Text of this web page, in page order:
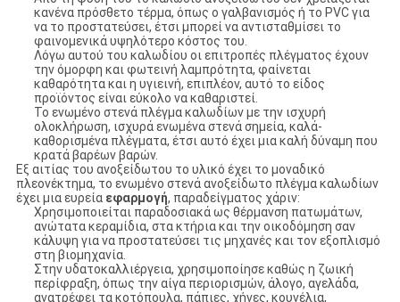
κανένα πρόσθετο τέρμα, όπως ο γαλβανισμός ή το PVC για
να το προστατεύσει, έτσι μπορεί να αντισταθμίσει το
φαινομενικά υψηλότερο κόστος του.
Λόγω αυτού του καλωδίου οι επιτροπές πλέγματος έχουν
την όμορφη και φωτεινή λαμπρότητα, φαίνεται
καθαρότητα και η υγιεινή, επιπλέον, αυτό το είδος
προϊόντος είναι εύκολο να καθαριστεί.
Το ενωμένο στενά πλέγμα καλωδίων με την ισχυρή
ολοκλήρωση, ισχυρά ενωμένα στενά σημεία, καλά-
καθορισμένα πλέγματα, έτσι αυτό έχει μια καλή δύναμη που
κρατά βαρέων βαρών.
Εξ αιτίας του ανοξείδωτου το υλικό έχει το μοναδικό
πλεονέκτημα, το ενωμένο στενά ανοξείδωτο πλέγμα καλωδίων
έχει μια ευρεία εφαρμογή, παραδείγματος χάριν:
Χρησιμοποιείται παραδοσιακά ως θέρμανση πατωμάτων,
ανώτατα κεραμίδια, στα κτήρια και την οικοδόμηση σαν
κάλυψη για να προστατεύσει τις μηχανές και τον εξοπλισμό
στη βιομηχανία.
Στην υδατοκαλλιέργεια, χρησιμοποίησε καθώς η ζωική
περίφραξη, όπως την αίγα περιορισμών, άλογο, αγελάδα,
ανατρέφει τα κοτόπουλα, πάπιες, χήνες, κουνέλια,